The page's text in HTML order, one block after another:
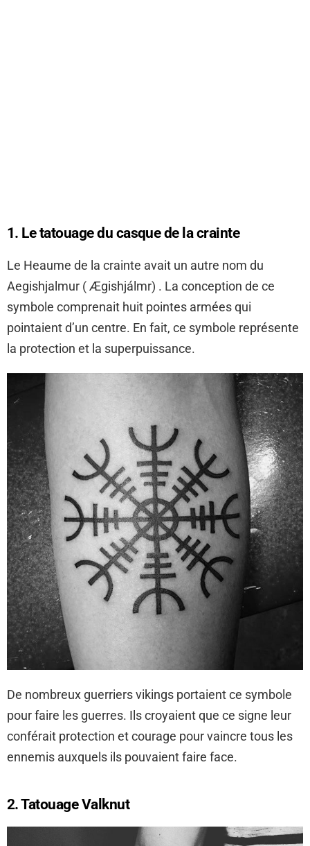
1. Le tatouage du casque de la crainte
Le Heaume de la crainte avait un autre nom du
Aegishjalmur ( Ægishjálmr) . La conception de ce
symbole comprenait huit pointes armées qui
pointaient d’un centre. En fait, ce symbole représente
la protection et la superpuissance.
De nombreux guerriers vikings portaient ce symbole
pour faire les guerres. Ils croyaient que ce signe leur
conférait protection et courage pour vaincre tous les
ennemis auxquels ils pouvaient faire face.
2. Tatouage Valknut